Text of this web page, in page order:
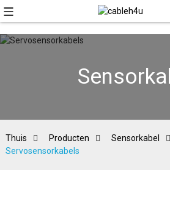
Thuis Producten
Sensorkabel
Servosensorkabels